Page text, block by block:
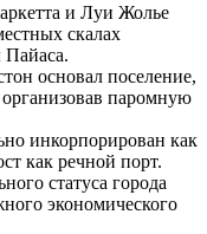
и Луи Жолье
скалах
основал поселение,
организовав паромную
инкорпорирован как
как речной порт.
статуса города
экономического